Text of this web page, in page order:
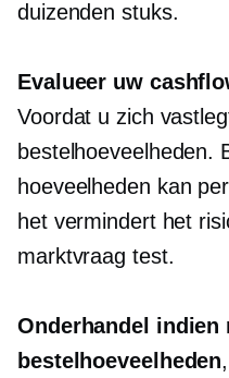
duizenden stuks.
Evalueer uw
Voordat u zich
bestelhoeveelheden.
hoeveelheden kan
het vermindert het
marktvraag test.
Onderhandel
bestelhoeveelheden